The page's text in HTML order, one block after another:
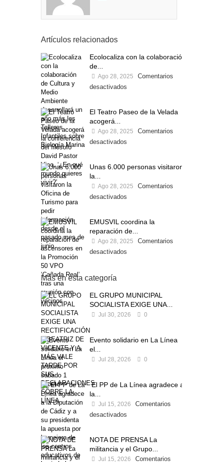
Artículos relacionados
Ecolocaliza con la colaboración
de...
Ago 28, 2025
Comentarios
desactivados
El Teatro Paseo de la Velada
acogerá...
Ago 28, 2025
Comentarios
desactivados
Unas 6.000 personas visitaron
la...
Ago 28, 2025
Comentarios
desactivados
EMUSVIL coordina la
reparación de...
Ago 28, 2025
Comentarios
desactivados
Más en esta categoría
EL GRUPO MUNICIPAL
SOCIALISTA EXIGE UNA...
Jul 30, 2026 0
Evento solidario en La Línea
el...
Jul 28, 2026 0
El PP de La Línea agradece a
la...
Jul 15, 2026
Comentarios
desactivados
NOTA DE PRENSA La
militancia y el Grupo...
Jul 15, 2026 Comentarios